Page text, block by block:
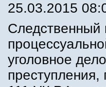
25.03.2015
Следственный
уголовное
преступления,